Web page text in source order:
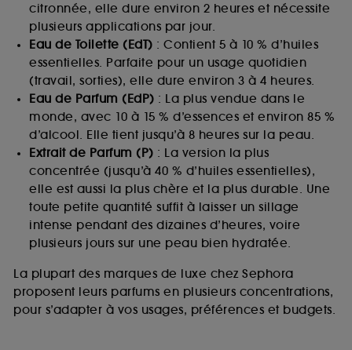
citronnée, elle dure environ 2 heures et nécessite
plusieurs applications par jour.
Eau de Toilette (EdT) : Contient 5 à 10 % d’huiles
essentielles. Parfaite pour un usage quotidien
(travail, sorties), elle dure environ 3 à 4 heures.
Eau de Parfum (EdP) : La plus vendue dans le
monde, avec 10 à 15 % d’essences et environ 85 %
d’alcool. Elle tient jusqu’à 8 heures sur la peau.
Extrait de Parfum (P) : La version la plus
concentrée (jusqu’à 40 % d’huiles essentielles),
elle est aussi la plus chère et la plus durable. Une
toute petite quantité suffit à laisser un sillage
intense pendant des dizaines d’heures, voire
plusieurs jours sur une peau bien hydratée.
La plupart des marques de luxe chez Sephora
proposent leurs parfums en plusieurs concentrations,
pour s’adapter à vos usages, préférences et budgets.